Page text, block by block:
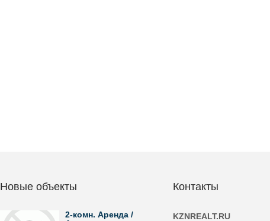
Новые объекты
2-комн. Аренда /
Контакты
KZNREALT.RU